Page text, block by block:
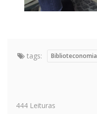
tags: Biblioteconomia
444 Leituras